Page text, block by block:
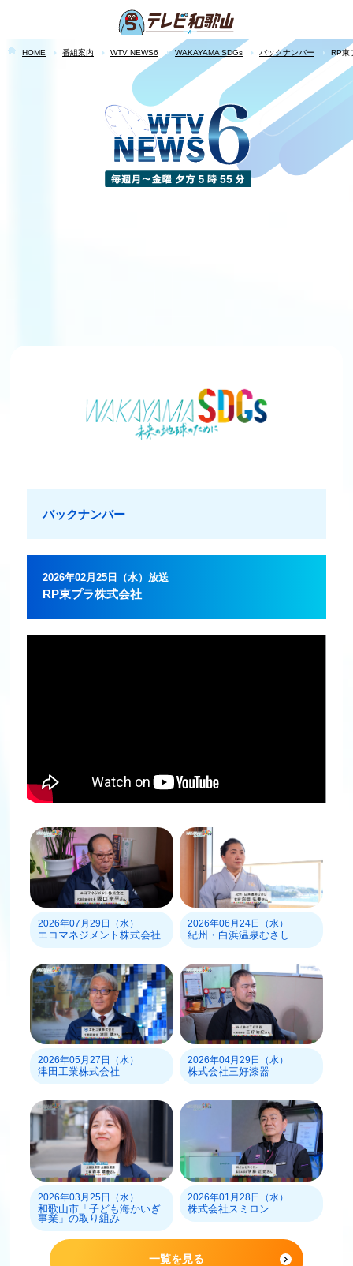
HOME 番組案内 WTV NEWS6 WAKAYAMA SDGs バックナンバー RP東
バックナンバー
2026年02月25日（水）放送
RP東プラ株式会社
2026年07月29日（水）
エコマネジメント株式会社
2026年06月24日（水）
紀州・白浜温泉むさし
2026年05月27日（水）
津田工業株式会社
2026年04月29日（水）
株式会社三好漆器
2026年03月25日（水）
和歌山市「子ども海かいぎ
事業」の取り組み
2026年01月28日（水）
株式会社スミロン
一覧を見る